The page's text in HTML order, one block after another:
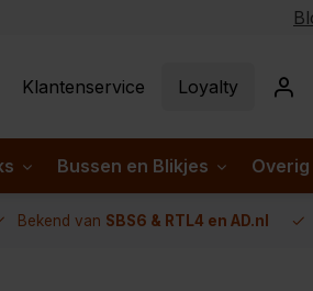
Klantenservice Loyalty
Bussen en Blikjes Overig
Bekend van SBS6 & RTL4 en AD.nl